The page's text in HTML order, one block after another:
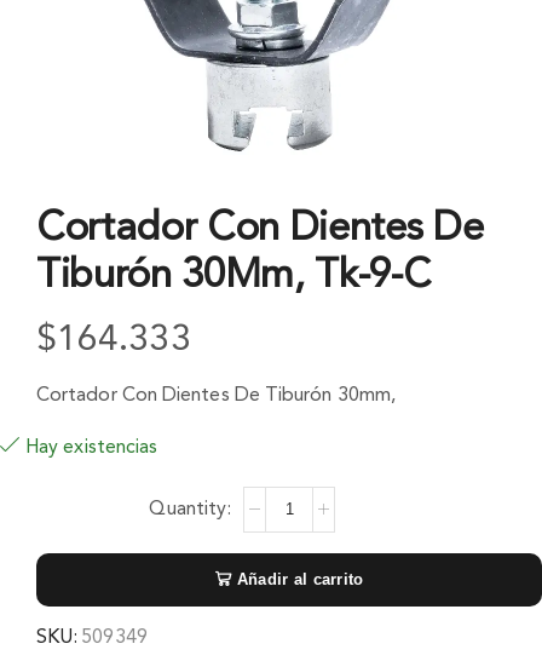
Cortador Con Dientes De
Tiburón 30Mm, Tk-9-C
$164.333
Cortador Con Dientes De Tiburón 30mm,
Hay existencias
Añadir al carrito
SKU: 509349